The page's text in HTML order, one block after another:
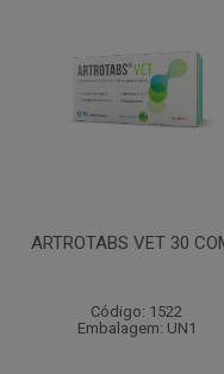
ARTROTABS VET 30
Código: 1522
Embalagem: UN1